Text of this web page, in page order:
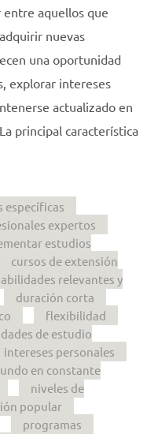
entre aquellos que
nuevas
una oportunidad
explorar intereses
actualizado en
principal característica
específicas
expertos
estudios
cursos de extensión
relevantes y
duración corta
flexibilidad
de estudio
intereses personales
en constante
niveles de
popular
programas